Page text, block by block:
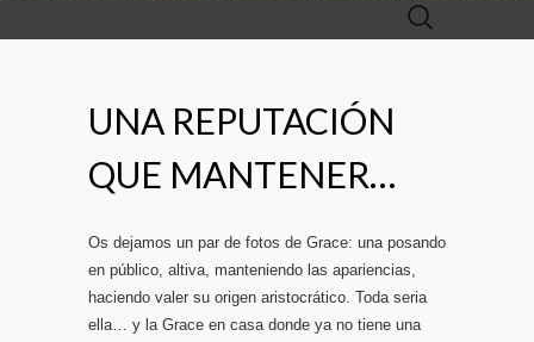
Buscar:
UNA REPUTACIÓN
QUE MANTENER…
Os dejamos un par de fotos de Grace: una posando
en público, altiva, manteniendo las apariencias,
haciendo valer su origen aristocrático. Toda seria
ella… y la Grace en casa donde ya no tiene una